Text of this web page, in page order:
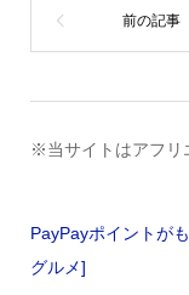
※当サイトはアフリ
PayPayポイントが
グルメ]